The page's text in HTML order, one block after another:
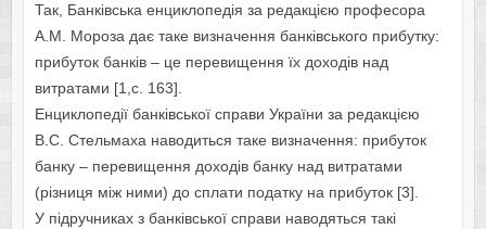
Так, Банківська енциклопедія за редакцією професора
А.М. Мороза дає таке визначення банківського прибутку:
прибуток банків – це перевищення їх доходів над
витратами [1,с. 163].
Енциклопедії банківської справи України за редакцією
В.С. Стельмаха наводиться таке визначення: прибуток
банку – перевищення доходів банку над витратами
(різниця між ними) до сплати податку на прибуток [3].
У підручниках з банківської справи наводяться такі